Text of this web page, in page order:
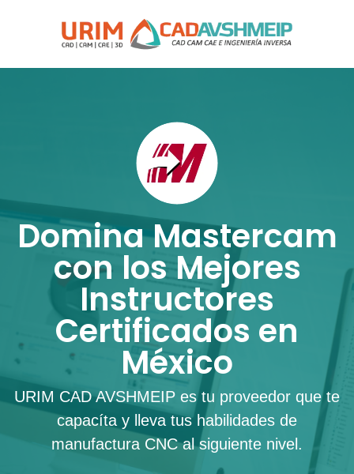
Domina Mastercam
con los Mejores
Instructores
Certificados en
México
URIM CAD AVSHMEIP es tu proveedor que te
capacíta y lleva tus habilidades de
manufactura CNC al siguiente nivel.